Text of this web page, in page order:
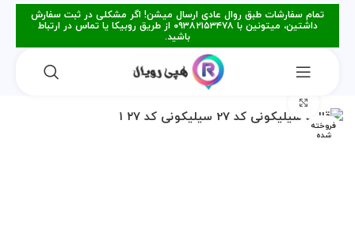
تمام سفارشات طبق روال عادی ارسال میشن! اگر مشکلی در ثبت سفارش
داشتین، میتونین با ۰۹۳۸۲۱۵۳۴۷۸ از طریق روبیکا یا تماس در ارتباط
باشید.
فروخته
شده